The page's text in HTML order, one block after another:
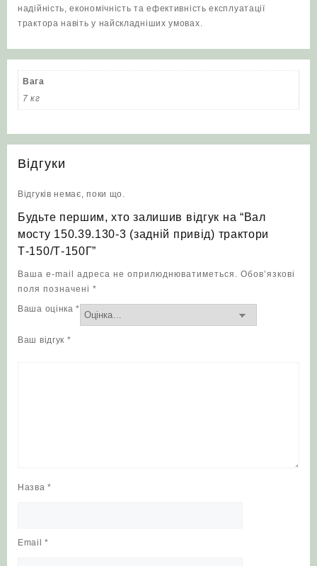
надійність, економічність та ефективність експлуатації
трактора навіть у найскладніших умовах.
Вага
7 кг
Відгуки
Відгуків немає, поки що.
Будьте першим, хто залишив відгук на “Вал
мосту 150.39.130-3 (задній привід) трактори
Т‑150/Т‑150Г”
Ваша e-mail адреса не оприлюднюватиметься. Обов’язкові
поля позначені *
Ваша оцінка*
Ваш відгук *
Назва*
Email*